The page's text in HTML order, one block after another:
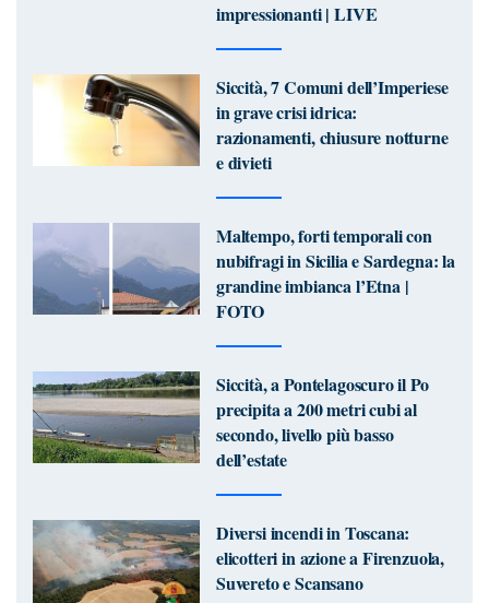
impressionanti | LIVE
Siccità, 7 Comuni dell’Imperiese
in grave crisi idrica:
razionamenti, chiusure notturne
e divieti
Maltempo, forti temporali con
nubifragi in Sicilia e Sardegna: la
grandine imbianca l’Etna |
FOTO
Siccità, a Pontelagoscuro il Po
precipita a 200 metri cubi al
secondo, livello più basso
dell’estate
Diversi incendi in Toscana:
elicotteri in azione a Firenzuola,
Suvereto e Scansano